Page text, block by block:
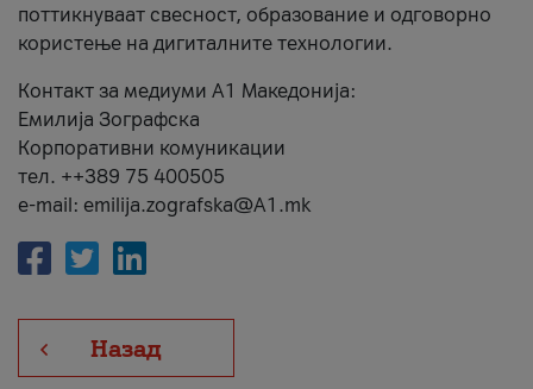
поттикнуваат свесност, образование и одговорно
користење на дигиталните технологии.
Контакт за медиуми А1 Македонија:
Емилија Зографска
Корпоративни комуникации
тел. ++389 75 400505
e-mail: emilija.zografska@A1.mk
Назад